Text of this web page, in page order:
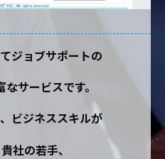
ジョブサポートの
サービスです。
ビジネススキルが
貴社の若手、